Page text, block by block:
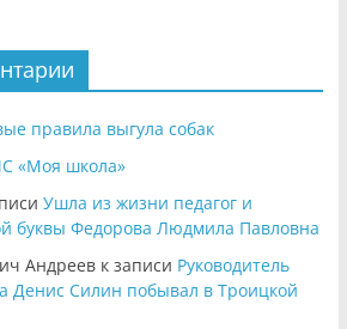
правила выгула собак
«Моя школа»
Ушла из жизни педагог и
буквы Федорова Людмила Павловна
Андреевк записи Руководитель
Денис Силин побывал в Троицкой